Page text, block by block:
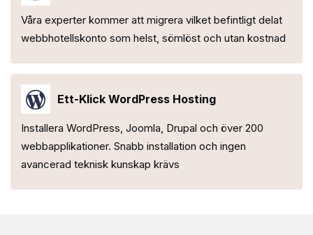
Våra experter kommer att migrera vilket befintligt delat
webbhotellskonto som helst, sömlöst och utan kostnad
Ett-Klick WordPress Hosting
Installera WordPress, Joomla, Drupal och över 200
webbapplikationer. Snabb installation och ingen
avancerad teknisk kunskap krävs